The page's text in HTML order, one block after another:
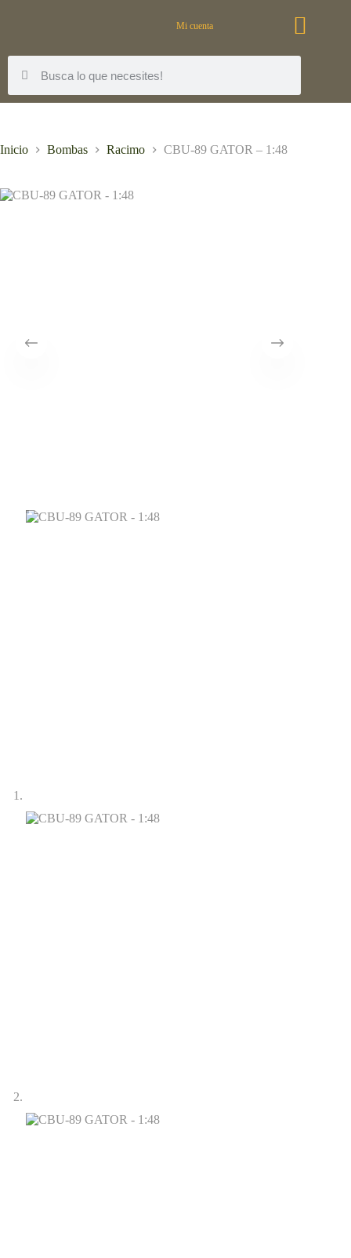
Mi cuenta
Inicio Bombas Racimo CBU-89 GATOR – 1:48